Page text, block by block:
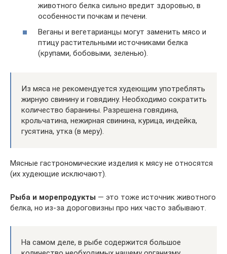
животного белка сильно вредит здоровью, в
особенности почкам и печени.
Веганы и вегетарианцы могут заменить мясо и
птицу растительными источниками белка
(крупами, бобовыми, зеленью).
Из мяса не рекомендуется худеющим употреблять
жирную свинину и говядину. Необходимо сократить
количество баранины. Разрешена говядина,
крольчатина, нежирная свинина, курица, индейка,
гусятина, утка (в меру).
Мясные гастрономические изделия к мясу не относятся
(их худеющие исключают).
Рыба и морепродукты — это тоже источник животного
белка, но из-за дороговизны про них часто забывают.
На самом деле, в рыбе содержится большое